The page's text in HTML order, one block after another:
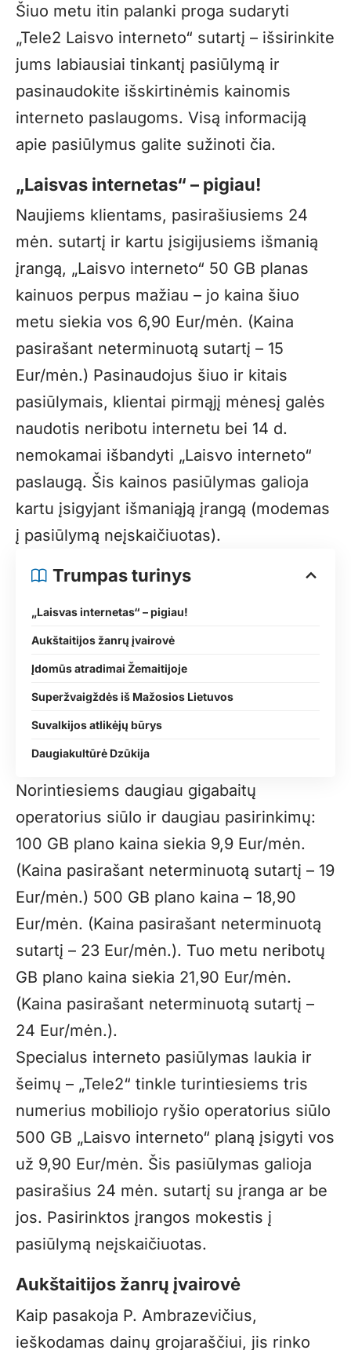
Šiuo metu itin palanki proga sudaryti
„Tele2 Laisvo interneto“ sutartį – išsirinkite
jums labiausiai tinkantį pasiūlymą ir
pasinaudokite išskirtinėmis kainomis
interneto paslaugoms. Visą informaciją
apie pasiūlymus galite sužinoti čia.
„Laisvas internetas“ – pigiau!
Naujiems klientams, pasirašiusiems 24
mėn. sutartį ir kartu įsigijusiems išmanią
įrangą, „Laisvo interneto“ 50 GB planas
kainuos perpus mažiau – jo kaina šiuo
metu siekia vos 6,90 Eur/mėn. (Kaina
pasirašant neterminuotą sutartį – 15
Eur/mėn.) Pasinaudojus šiuo ir kitais
pasiūlymais, klientai pirmąjį mėnesį galės
naudotis neribotu internetu bei 14 d.
nemokamai išbandyti „Laisvo interneto“
paslaugą. Šis kainos pasiūlymas galioja
kartu įsigyjant išmaniąją įrangą (modemas
į pasiūlymą neįskaičiuotas).
Trumpas turinys
„Laisvas internetas“ – pigiau!
Aukštaitijos žanrų įvairovė
Įdomūs atradimai Žemaitijoje
Superžvaigždės iš Mažosios Lietuvos
Suvalkijos atlikėjų būrys
Daugiakultūrė Dzūkija
Norintiesiems daugiau gigabaitų
operatorius siūlo ir daugiau pasirinkimų:
100 GB plano kaina siekia 9,9 Eur/mėn.
(Kaina pasirašant neterminuotą sutartį – 19
Eur/mėn.) 500 GB plano kaina – 18,90
Eur/mėn. (Kaina pasirašant neterminuotą
sutartį – 23 Eur/mėn.). Tuo metu neribotų
GB plano kaina siekia 21,90 Eur/mėn.
(Kaina pasirašant neterminuotą sutartį –
24 Eur/mėn.).
Specialus interneto pasiūlymas laukia ir
šeimų – „Tele2“ tinkle turintiesiems tris
numerius mobiliojo ryšio operatorius siūlo
500 GB „Laisvo interneto“ planą įsigyti vos
už 9,90 Eur/mėn. Šis pasiūlymas galioja
pasirašius 24 mėn. sutartį su įranga ar be
jos. Pasirinktos įrangos mokestis į
pasiūlymą neįskaičiuotas.
Aukštaitijos žanrų įvairovė
Kaip pasakoja P. Ambrazevičius,
ieškodamas dainų grojaraščiui, jis rinko